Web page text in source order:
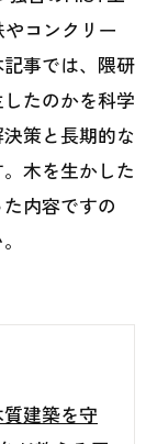
コンクリー
事では、隈研
たのかを科学
策と長期的な
木を生かした
内容ですの
建築を守